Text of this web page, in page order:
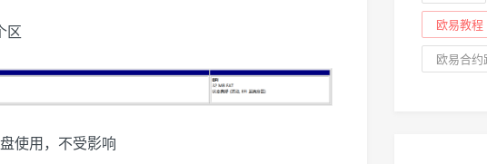
区
使用，不受影响
欧易教程
欧易合